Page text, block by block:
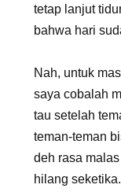
tetap lanjut
bahwa hari
Nah, untuk
saya cobalah
tau setelah
teman-teman
deh rasa
hilang